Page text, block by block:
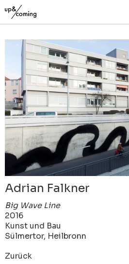
Adrian Falkner
Big Wave Line
2016
Kunst und Bau
Sülmertor, Heilbronn
Zurück